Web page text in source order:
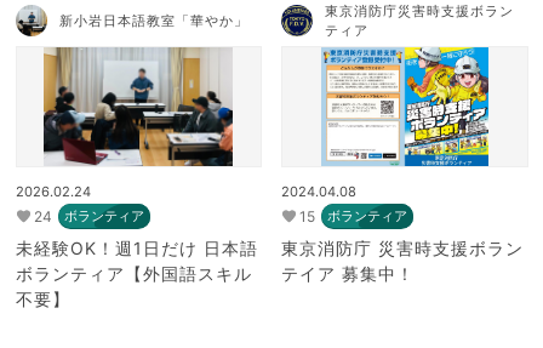
新小岩日本語教室「華やか」
2026.02.24
24 ボランティア
未経験OK！週1日だけ 日本語
ボランティア【外国語スキル
不要】
東京消防庁災害時支援ボラン
ティア
2024.04.08
15 ボランティア
東京消防庁 災害時支援ボラン
テイア 募集中！